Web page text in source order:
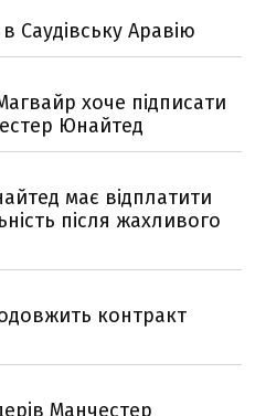
Саудівську Аравію
хоче підписати
Юнайтед
має відплатити
після жахливого
контракт
Манчестер